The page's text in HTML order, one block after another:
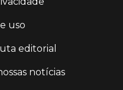
uso
editorial
notícias